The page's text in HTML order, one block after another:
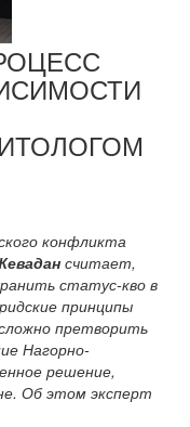
конфликта
считает,
статус-кво в
принципы
претворить
Нагорно-
решение,
Об этом эксперт